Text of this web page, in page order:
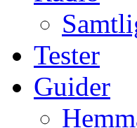
Tester
Guider